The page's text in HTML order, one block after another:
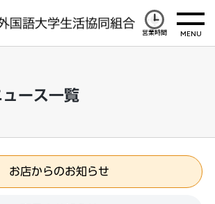
営業時間
ース一覧
お店からのお知らせ